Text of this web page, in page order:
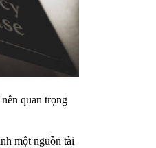
quan trọng
một nguồn tài